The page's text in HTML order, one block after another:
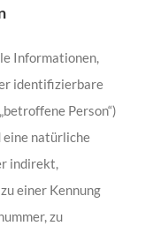
Informationen,
identifizierbare
Person“)
natürliche
indirekt,
einer Kennung
zu